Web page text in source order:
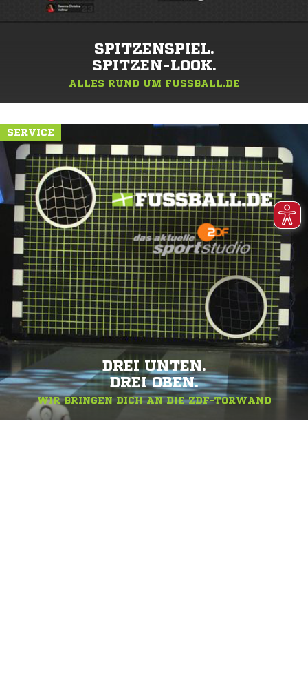
SPITZENSPIEL.
SPITZEN-LOOK.
ALLES RUND UM FUSSBALL.DE
SERVICE
DREI UNTEN.
DREI OBEN.
WIR BRINGEN DICH AN DIE ZDF-TORWAND